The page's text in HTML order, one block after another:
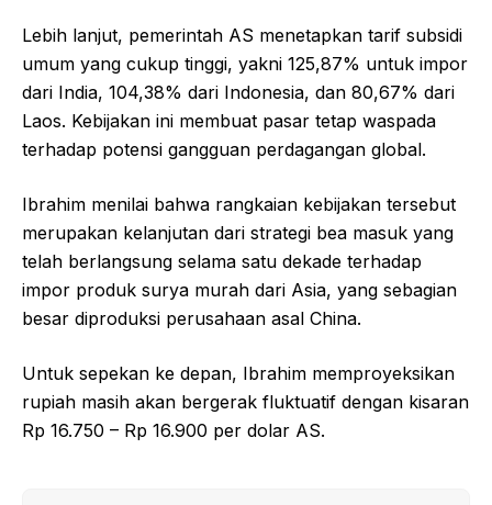
Lebih lanjut, pemerintah AS menetapkan tarif subsidi
umum yang cukup tinggi, yakni 125,87% untuk impor
dari India, 104,38% dari Indonesia, dan 80,67% dari
Laos. Kebijakan ini membuat pasar tetap waspada
terhadap potensi gangguan perdagangan global.
Ibrahim menilai bahwa rangkaian kebijakan tersebut
merupakan kelanjutan dari strategi bea masuk yang
telah berlangsung selama satu dekade terhadap
impor produk surya murah dari Asia, yang sebagian
besar diproduksi perusahaan asal China.
Untuk sepekan ke depan, Ibrahim memproyeksikan
rupiah masih akan bergerak fluktuatif dengan kisaran
Rp 16.750 – Rp 16.900 per dolar AS.